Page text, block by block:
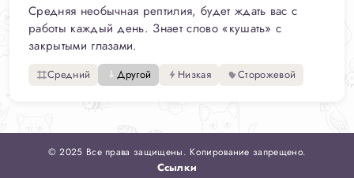
Средняя необычная рептилия, будет ждать вас с
работы каждый день. Знает слово «кушать» с
закрытыми глазами.
Средний Другой Низкая Сторожевой
© 2025 Все права защищены. Копирование запрещено.
Ссылки